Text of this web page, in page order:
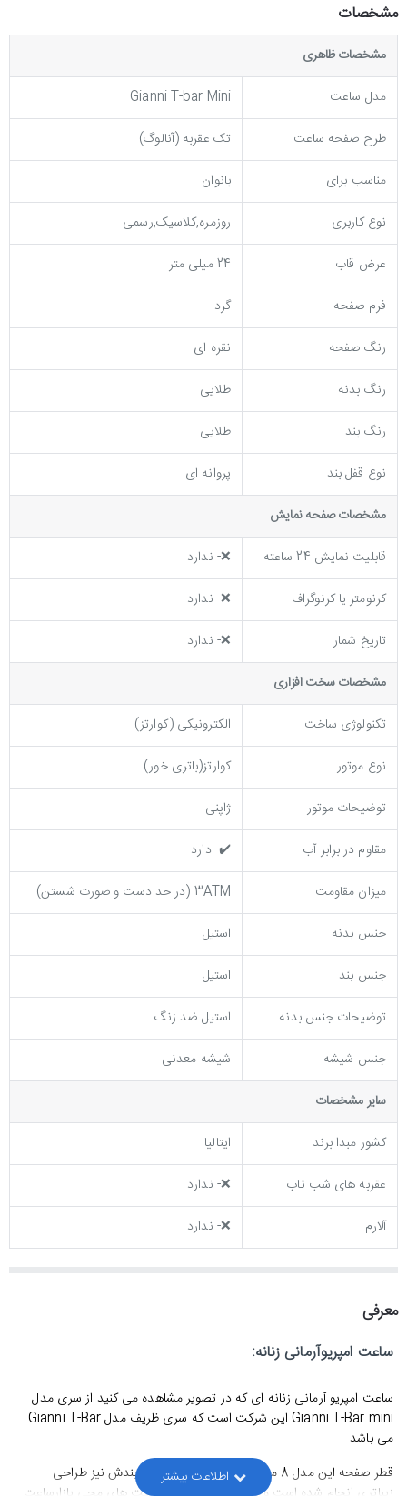
مشخصات
مشخصات ظاهری
مدل ساعت
Gianni T-bar Mini
طرح صفحه ساعت
تک عقربه (آنالوگ)
مناسب برای
بانوان
نوع کاربری
روزمره,کلاسیک,رسمی
عرض قاب
24 میلی متر
فرم صفحه
گرد
رنگ صفحه
نقره ای
رنگ بدنه
طلایی
رنگ بند
طلایی
نوع قفل بند
پروانه ای
مشخصات صفحه نمايش
قابلیت نمایش 24 ساعته
❌- ندارد
کرنومتر یا کرنوگراف
❌- ندارد
تاریخ شمار
❌- ندارد
مشخصات سخت افزاری
تکنولوژی ساخت
الکترونیکی (کوارتز)
نوع موتور
کوارتز(باتری خور)
توضیحات موتور
ژاپنی
مقاوم در برابر آب
✔️- دارد
میزان مقاومت
3ATM (در حد دست و صورت شستن)
جنس بدنه
استیل
جنس بند
استیل
توضيحات جنس بدنه
استیل ضد زنگ
جنس شیشه
شیشه معدنی
ساير مشخصات
کشور مبدا برند
ایتالیا
عقربه های شب تاب
❌- ندارد
آلارم
❌- ندارد
معرفی
ساعت امپریوآرمانی زنانه:
ساعت امپریو آرمانی زنانه ای که در تصویر مشاهده می کنید از سری مدل
mini
Gianni T-Bar
این شرکت است که سری ظریف مدل Gianni T-Bar
می باشد.
قطر صفحه این مدل 8 میلیمتر کوچکتر شده و شکل بندش نیز طراحی